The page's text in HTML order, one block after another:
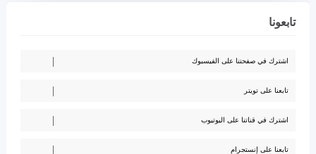
تابعونا
اشترك في صفحتنا على الفيسبوك
تابعنا على تويتر
اشترك في قناتنا على اليوتيوب
تابعنا على إنستجرام